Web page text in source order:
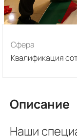
Сфера
Квалификация
Описание
Наши